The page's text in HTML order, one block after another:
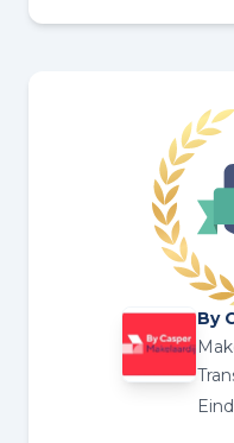
By